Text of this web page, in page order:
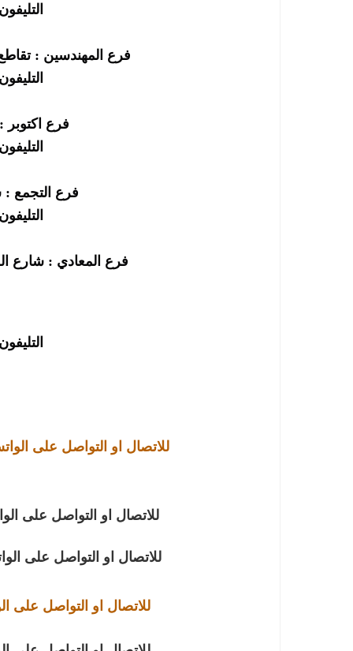
التليفون :
فرع المهندسين :
التليفون :
فرع اكتوبر
التليفون :
فرع التجمع :
التليفون :
فرع المعادي : شارع
التليفون :
للاتصال او التواصل على
للاتصال او التواصل على
للاتصال او التواصل على
للاتصال او التواصل على